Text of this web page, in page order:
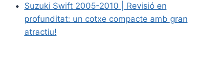
Suzuki Swift 2005-2010 | Revisió en
profunditat: un cotxe compacte amb gran
atractiu!